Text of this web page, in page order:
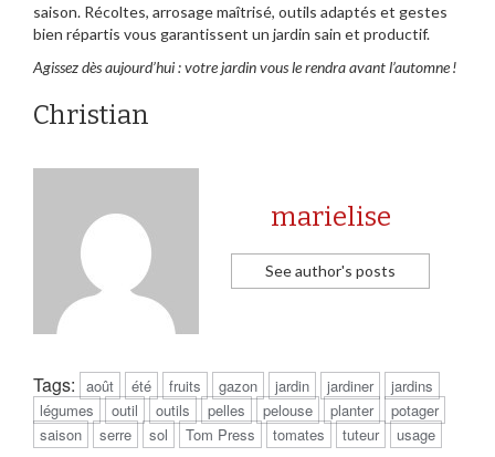
saison. Récoltes, arrosage maîtrisé, outils adaptés et gestes
bien répartis vous garantissent un jardin sain et productif.
Agissez dès aujourd’hui : votre jardin vous le rendra avant l’automne !
Christian
marielise
See author's posts
Tags: août été fruits gazon jardin jardiner
jardins
légumes
outil outils pelles pelouse planter
potager
saison
serre sol Tom Press tomates tuteur usage